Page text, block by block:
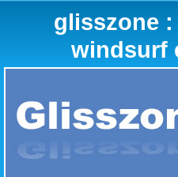
glisszone
windsurf